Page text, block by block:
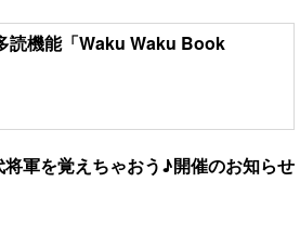
読機能「Waku Waku Book
軍を覚えちゃおう♪開催のお知らせ